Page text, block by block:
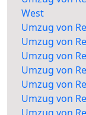
West
Umzug von
Umzug von
Umzug von
Umzug von
Umzug von
Umzug von